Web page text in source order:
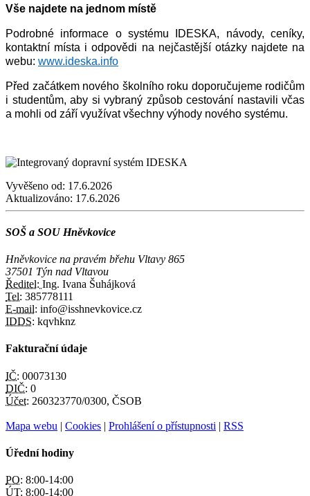
Vše najdete na jednom místě
Podrobné informace o systému IDESKA, návody, ceníky,
kontaktní místa i odpovědi na nejčastější otázky najdete na
webu: www.ideska.info
Před začátkem nového školního roku doporučujeme rodičům
i studentům, aby si vybraný způsob cestování nastavili včas
a mohli od září využívat všechny výhody nového systému.
Vyvěšeno od: 17.6.2026
Aktualizováno: 17.6.2026
SOŠ a SOU Hněvkovice
Hněvkovice na pravém břehu Vltavy 865
37501 Týn nad Vltavou
Ředitel: Ing. Ivana Šuhájková
Tel: 385778111
E-mail: info@isshnevkovice.cz
IDDS: kqvhknz
Fakturační údaje
IČ: 00073130
DIČ: 0
Účet: 260323770/0300, ČSOB
Mapa webu | Cookies | Prohlášení o přístupnosti | RSS
Úřední hodiny
PO: 8:00-14:00
ÚT: 8:00-14:00